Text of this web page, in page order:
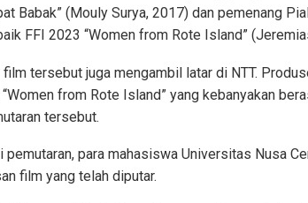
Babak” (Mouly Surya, 2017) dan pemenang
FFI 2023 “Women from Rote Island”
film tersebut juga mengambil latar di NTT.
from Rote Island” yang kebanyakan
tersebut.
pemutaran, para mahasiswa Universitas Nusa
film yang telah diputar.